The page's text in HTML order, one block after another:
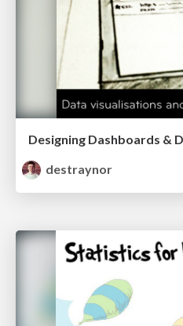
destraynor